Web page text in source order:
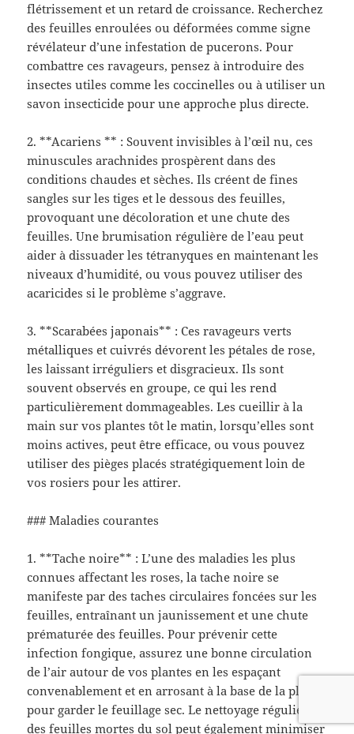
flétrissement et un retard de croissance. Recherchez
des feuilles enroulées ou déformées comme signe
révélateur d’une infestation de pucerons. Pour
combattre ces ravageurs, pensez à introduire des
insectes utiles comme les coccinelles ou à utiliser un
savon insecticide pour une approche plus directe.
2. **Acariens ** : Souvent invisibles à l’œil nu, ces
minuscules arachnides prospèrent dans des
conditions chaudes et sèches. Ils créent de fines
sangles sur les tiges et le dessous des feuilles,
provoquant une décoloration et une chute des
feuilles. Une brumisation régulière de l’eau peut
aider à dissuader les tétranyques en maintenant les
niveaux d’humidité, ou vous pouvez utiliser des
acaricides si le problème s’aggrave.
3. **Scarabées japonais** : Ces ravageurs verts
métalliques et cuivrés dévorent les pétales de rose,
les laissant irréguliers et disgracieux. Ils sont
souvent observés en groupe, ce qui les rend
particulièrement dommageables. Les cueillir à la
main sur vos plantes tôt le matin, lorsqu’elles sont
moins actives, peut être efficace, ou vous pouvez
utiliser des pièges placés stratégiquement loin de
vos rosiers pour les attirer.
### Maladies courantes
1. **Tache noire** : L’une des maladies les plus
connues affectant les roses, la tache noire se
manifeste par des taches circulaires foncées sur les
feuilles, entraînant un jaunissement et une chute
prématurée des feuilles. Pour prévenir cette
infection fongique, assurez une bonne circulation
de l’air autour de vos plantes en les espaçant
convenablement et en arrosant à la base de la plante
pour garder le feuillage sec. Le nettoyage régulier
des feuilles mortes du sol peut également minimiser